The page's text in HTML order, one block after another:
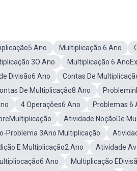
Ano Multiplicação 6 Ano
3O Ano
Multiplicação 6
Divisão6 Ano
Contas De
De Multiplicação8 Ano
4 Operações6 Ano
Problemas 6
Atividade NoçãoDe
Problema 3Ano Multiplicação
E Multiplicação2 Ano
Atividade
Ano
Multiplicação